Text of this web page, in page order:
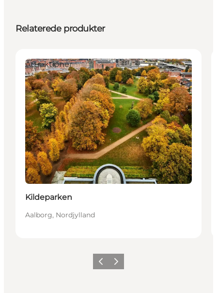
Relaterede produkter
Attraktioner
Kildeparken
Aalborg, Nordjylland
ForrigeNæste